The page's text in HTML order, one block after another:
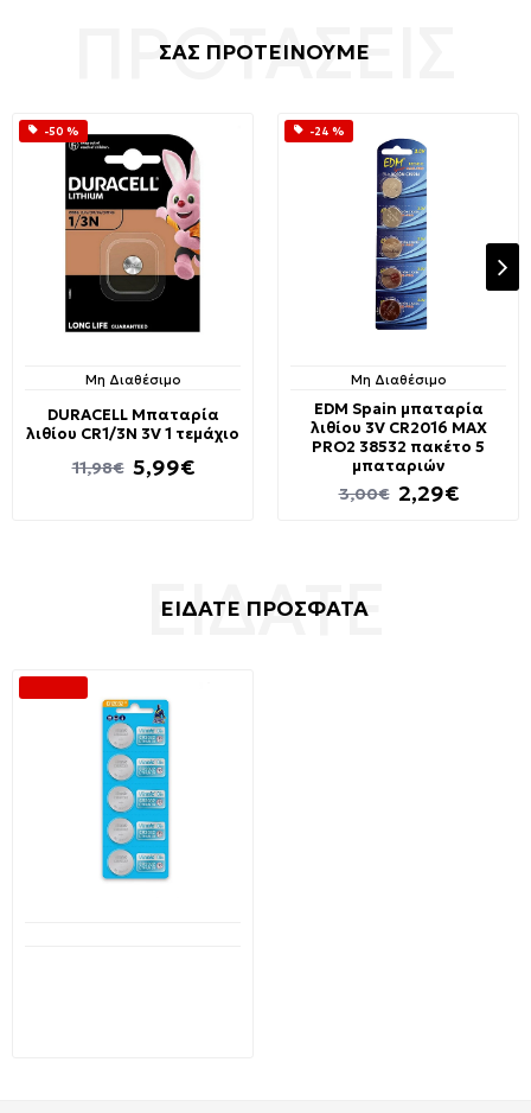
ΣΑΣ ΠΡΟΤΕΙΝΟΥΜΕ
-50 %
Μη Διαθέσιμο
DURACELL Μπαταρία
λιθίου CR1/3N 3V 1 τεμάχιο
5,99€
11,98€
-24 %
Μη Διαθέσιμο
EDM Spain μπαταρία
λιθίου 3V CR2016 MAX
PRO2 38532 πακέτο 5
μπαταριών
2,29€
3,00€
ΕΙΔΑΤΕ ΠΡΟΣΦΑΤΑ